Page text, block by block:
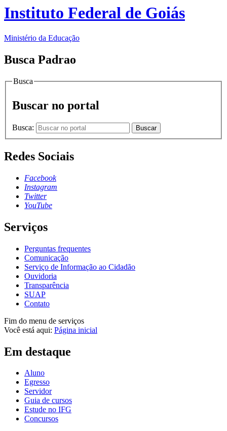
Instituto Federal de Goiás
Ministério da Educação
Busca Padrao
Busca
Buscar no portal
Busca: Buscar
Redes Sociais
Facebook
Instagram
Twitter
YouTube
Serviços
Perguntas frequentes
Comunicação
Serviço de Informação ao Cidadão
Ouvidoria
Transparência
SUAP
Contato
Fim do menu de serviços
Você está aqui: Página inicial
Em destaque
Aluno
Egresso
Servidor
Guia de cursos
Estude no IFG
Concursos